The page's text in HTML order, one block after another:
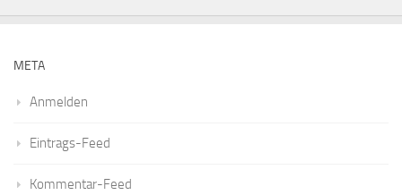
META
Anmelden
Eintrags-Feed
Kommentar-Feed